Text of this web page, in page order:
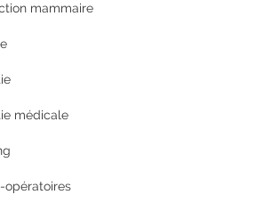
mammaire
médicale
opératoires